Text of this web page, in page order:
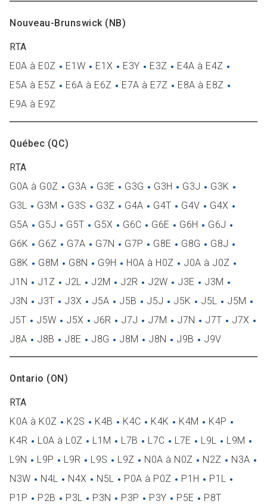
Nouveau-Brunswick (NB)
RTA
E0A à E0Z
E1W E1X E3Y E3Z
E4A à E4Z
E5A à E5Z
E6A à E6Z E7A à E7Z
E8A à E8Z
E9A à E9Z
Québec (QC)
RTA
G0A à G0Z
G3A G3E G3G G3H G3J
G3K
G3L
G3M G3S G3Z G4A G4T G4V
G4X
G5A
G5J G5T G5X G6C G6E G6H
G6J
G6K
G6Z G7A G7N G7P G8E G8G
G8J
G8K
G8M G8N G9H H0A à H0Z
J0A à J0Z
J1N
J1Z J2L J2M J2R J2W J3E
J3M
J3N
J3T J3X J5A J5B J5J J5K J5L
J5M
J5T
J5W J5X J6R J7J J7M J7N J7T
J7X
J8A
J8B J8E J8G J8M J8N J9B J9V
Ontario (ON)
RTA
K0A à K0Z
K2S K4B K4C K4K K4M
K4P
K4R
L0A à L0Z L1M L7B L7C L7E L9L
L9M
L9N
L9P L9R L9S L9Z N0A à N0Z N2Z
N3A
N3W
N4L N4X N5L P0A à P0Z P1H
P1L
P1P
P2B P3L P3N P3P P3Y P5E P8T